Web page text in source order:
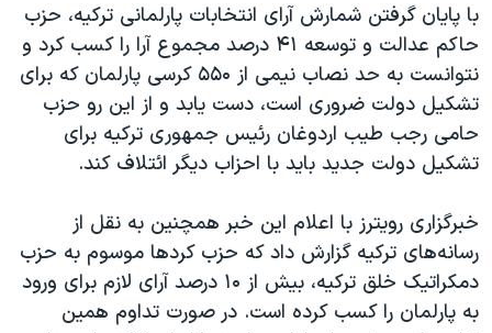
گالری عکس
آرشیو پخش زنده
اعتراضات زن، زندگی، آزادی
مجموعه مستندهای دادخواهی
تریبونال مردمی آبان ۹۸
دادگاه حمید نوری
چهل سال گروگان‌گیری
قانون شفافیت دارائی کادر رهبری ایران
اعتراضات مردمی آبان ۹۸
اسرائیل در جنگ
نرگس محمدی برنده جایزه نوبل صلح
با پایان گرفتن شمارش آرای انتخابات پارلمانی ترکیه، حزب
حاکم عدالت و توسعه ۴۱ درصد مجموع آرا را کسب کرد و
نتوانست به حد نصاب نیمی از ۵۵۰ کرسی پارلمان که برای
تشکیل دولت ضروری است، دست یابد و از این رو حزب
حامی رجب طیب اردوغان رئیس جمهوری ترکیه برای
تشکیل دولت جدید باید با احزاب دیگر ائتلاف کند.
خبرگزاری رویترز با اعلام این خبر همچنین به نقل از
رسانه‌های ترکیه گزارش داد که حزب کردها موسوم به حزب
دمکراتیک خلق ترکیه، بیش از ۱۰ درصد آرای لازم برای ورود
به پارلمان را کسب کرده است. در صورت تداوم همین